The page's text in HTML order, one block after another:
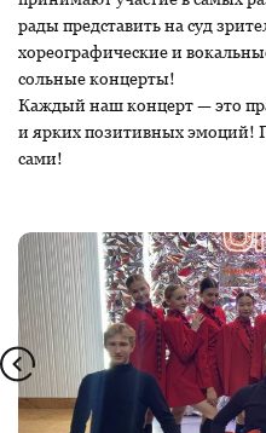
рады представить на суд
хореографические и
сольные концерты!
Каждый наш концерт — это
и ярких позитивных эмоций!
сами!